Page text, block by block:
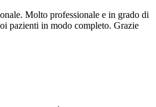
Molto professionale e in grado di
pazienti in modo completo. Grazie